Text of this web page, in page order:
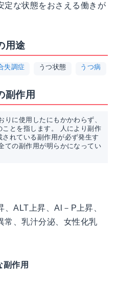
定な状態をおさえる働きが
用途
失調症 うつ状態 うつ病
副作用
に使用したにもかかわらず、
とを指します。 人により副作
れている副作用が必ず発生す
ての副作用が明らかになってい
ALT上昇、Al－P上昇、
常、乳汁分泌、女性化乳
副作用